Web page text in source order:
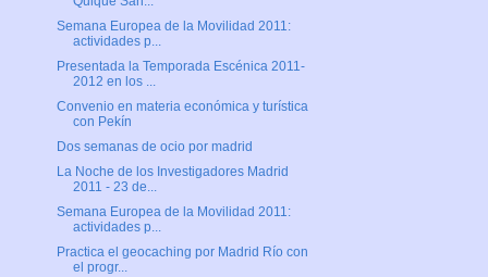
Semana Europea de la Movilidad 2011:
actividades p...
Presentada la Temporada Escénica 2011-
2012 en los ...
Convenio en materia económica y turística
con Pekín
Dos semanas de ocio por madrid
La Noche de los Investigadores Madrid
2011 - 23 de...
Semana Europea de la Movilidad 2011:
actividades p...
Practica el geocaching por Madrid Río con
el progr...